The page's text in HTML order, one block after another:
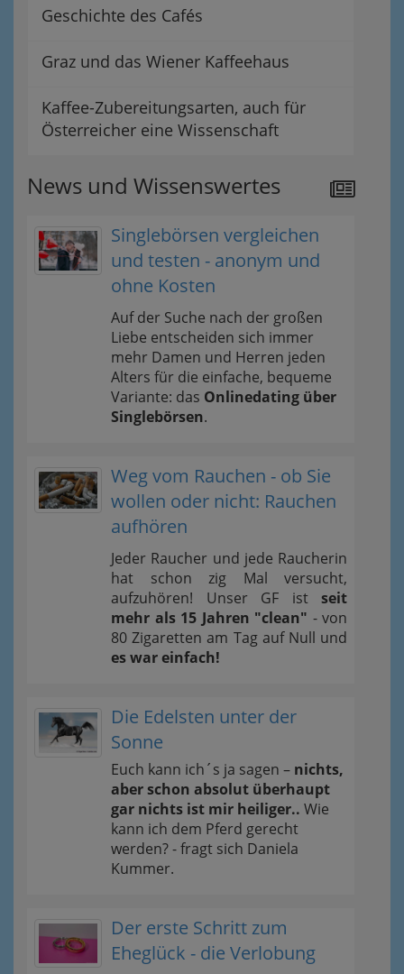
Geschichte des Cafés
Graz und das Wiener Kaffeehaus
Kaffee-Zubereitungsarten, auch für
Österreicher eine Wissenschaft
News und Wissenswertes
Singlebörsen vergleichen
und testen - anonym und
ohne Kosten
Auf der Suche nach der großen
Liebe entscheiden sich immer
mehr Damen und Herren jeden
Alters für die einfache, bequeme
Variante: das Onlinedating über
Singlebörsen.
Weg vom Rauchen - ob Sie
wollen oder nicht: Rauchen
aufhören
Jeder Raucher und jede Raucherin
hat schon zig Mal versucht,
aufzuhören! Unser GF ist seit
mehr als 15 Jahren "clean" - von
80 Zigaretten am Tag auf Null und
es war einfach!
Die Edelsten unter der
Sonne
Euch kann ich´s ja sagen – nichts,
aber schon absolut überhaupt
gar nichts ist mir heiliger.. Wie
kann ich dem Pferd gerecht
werden? - fragt sich Daniela
Kummer.
Der erste Schritt zum
Eheglück - die Verlobung